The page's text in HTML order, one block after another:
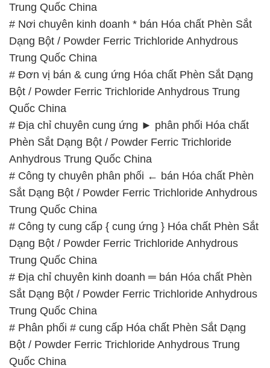
Trung Quốc China
# Nơi chuyên kinh doanh * bán Hóa chất Phèn Sắt
Dạng Bột / Powder Ferric Trichloride Anhydrous
Trung Quốc China
# Đơn vị bán & cung ứng Hóa chất Phèn Sắt Dạng
Bột / Powder Ferric Trichloride Anhydrous Trung
Quốc China
# Địa chỉ chuyên cung ứng ► phân phối Hóa chất
Phèn Sắt Dạng Bột / Powder Ferric Trichloride
Anhydrous Trung Quốc China
# Công ty chuyên phân phối ← bán Hóa chất Phèn
Sắt Dạng Bột / Powder Ferric Trichloride Anhydrous
Trung Quốc China
# Công ty cung cấp { cung ứng } Hóa chất Phèn Sắt
Dạng Bột / Powder Ferric Trichloride Anhydrous
Trung Quốc China
# Địa chỉ chuyên kinh doanh ═ bán Hóa chất Phèn
Sắt Dạng Bột / Powder Ferric Trichloride Anhydrous
Trung Quốc China
# Phân phối # cung cấp Hóa chất Phèn Sắt Dạng
Bột / Powder Ferric Trichloride Anhydrous Trung
Quốc China